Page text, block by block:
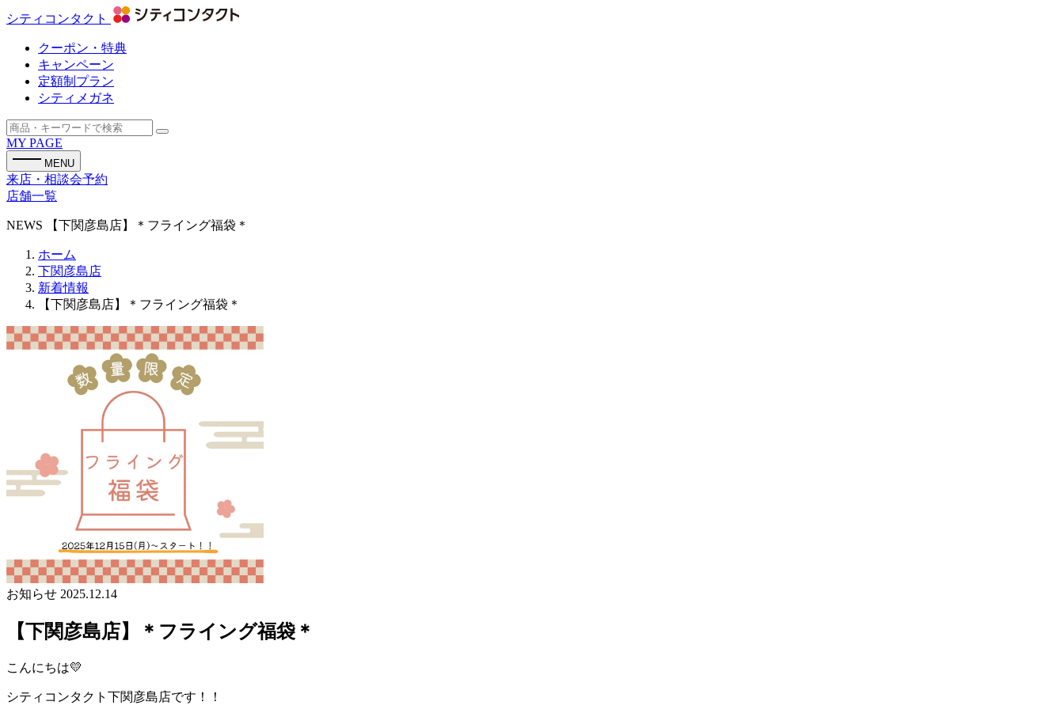
シティコンタクト
クーポン・特典
キャンペーン
定額制プラン
シティメガネ
MY PAGE
MENU
来店・相談会予約
店舗一覧
NEWS 【下関彦島店】＊フライング福袋＊
ホーム
下関彦島店
新着情報
【下関彦島店】＊フライング福袋＊
お知らせ 2025.12.14
【下関彦島店】＊フライング福袋＊
こんにちは💛
シティコンタクト下関彦島店です！！